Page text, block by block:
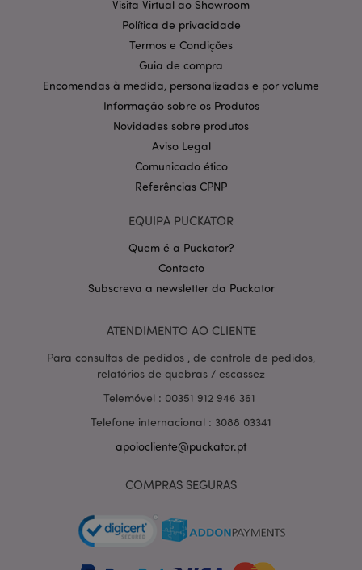
Visita Virtual ao Showroom
Política de privacidade
Termos e Condições
Guia de compra
Encomendas à medida, personalizadas e por volume
Informação sobre os Produtos
Novidades sobre produtos
Aviso Legal
Comunicado ético
Referências CPNP
EQUIPA PUCKATOR
Quem é a Puckator?
Contacto
Subscreva a newsletter da Puckator
ATENDIMENTO AO CLIENTE
Para consultas de pedidos , de controle de pedidos,
relatórios de quebras / escassez
Telemóvel : 00351 912 946 361
Telefone internacional : 3088 03341
apoiocliente@puckator.pt
COMPRAS SEGURAS
Segmentação
Funcionalidade
Os cookies estritamente necessários permitem
funcionalidades centrais do website, tais como login
de utilizador e gestão de conta. O sítio web não
pode ser utilizado correctamente sem os cookies
estritamente necessários.
Provider
CookieScriptConsent
mage-cache-storage-section-
Adobe Inc.